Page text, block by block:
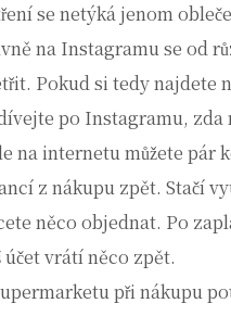
se netýká jenom
na Instagramu se od
Pokud si tedy najdete
po Instagramu, zda
na internetu můžete pár
z nákupu zpět. Stačí
něco objednat. Po
účet vrátí něco zpět.
při nákupu